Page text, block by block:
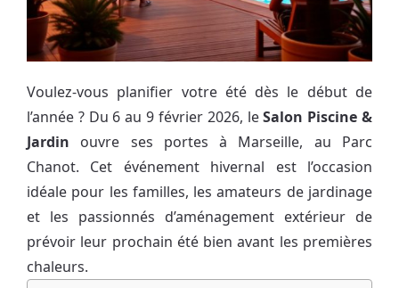
Voulez-vous planifier votre été dès le début de
l’année ? Du 6 au 9 février 2026, leSalon Piscine &
Jardin ouvre ses portes à Marseille, au Parc
Chanot. Cet événement hivernal est l’occasion
idéale pour les familles, les amateurs de jardinage
et les passionnés d’aménagement extérieur de
prévoir leur prochain été bien avant les premières
chaleurs.